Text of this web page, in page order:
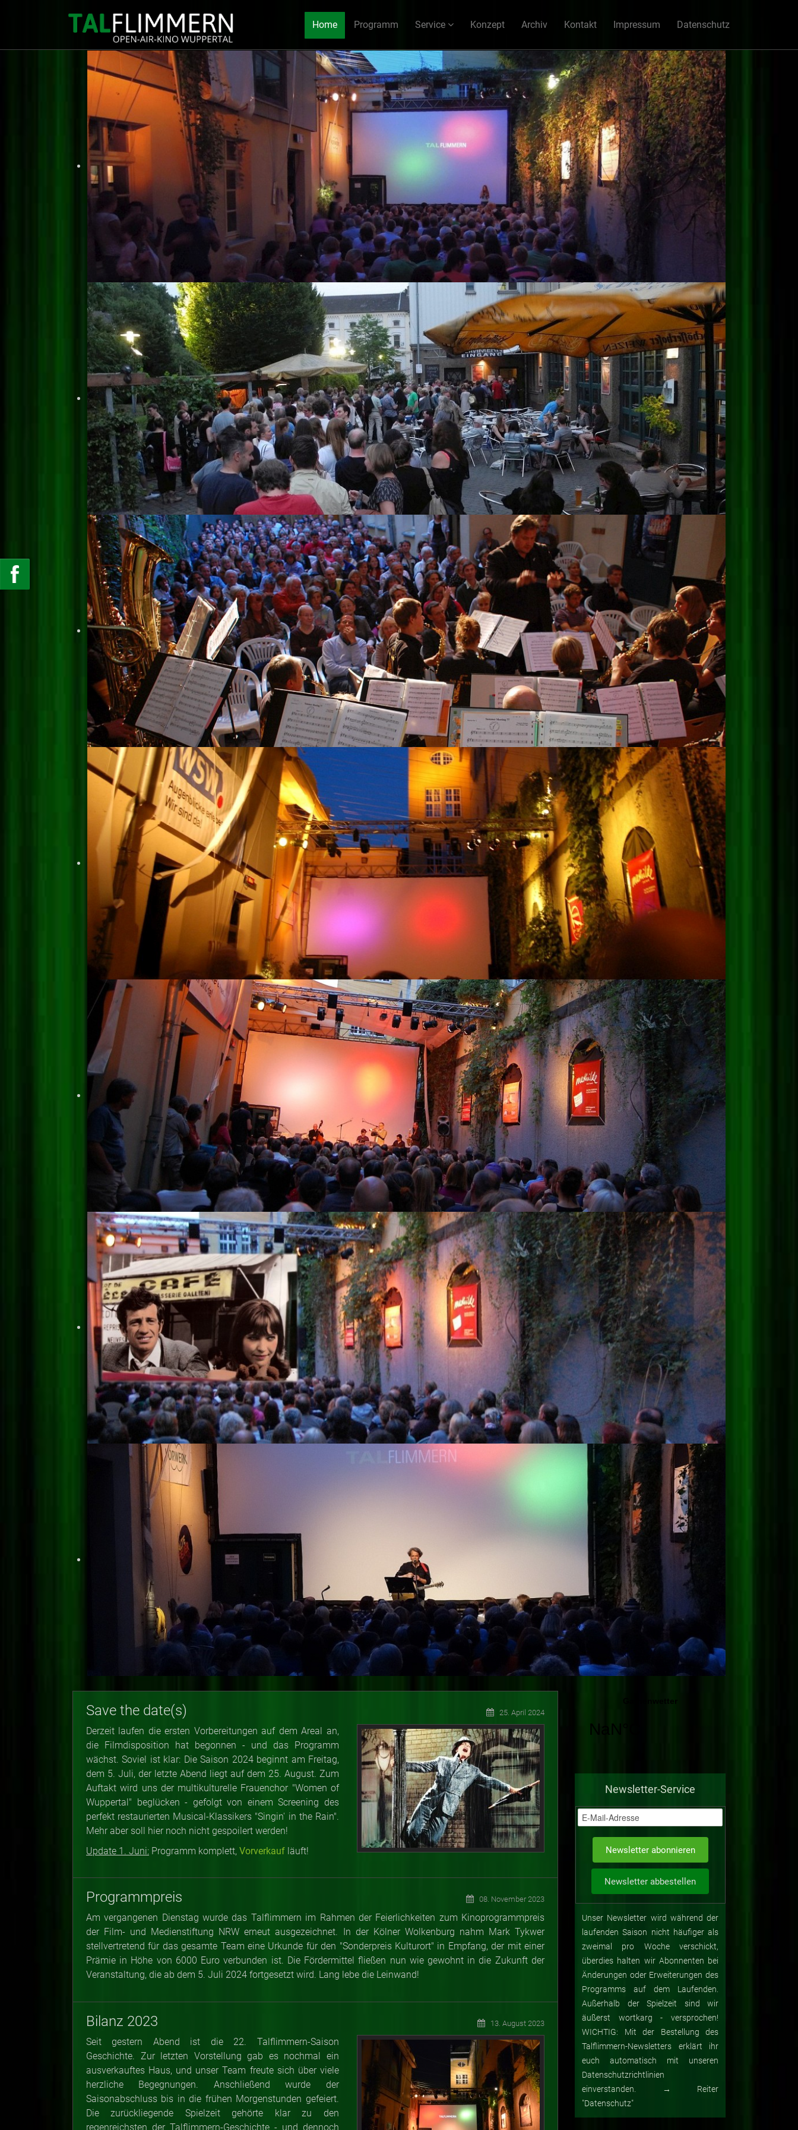
Home Programm Service Konzept Archiv Kontakt Impressum Datenschutz
Save the date(s) 25. April 2024
Derzeit laufen die ersten Vorbereitungen auf dem Areal an,
die Filmdisposition hat begonnen - und das Programm
wächst. Soviel ist klar: Die Saison 2024 beginnt am Freitag,
dem 5. Juli, der letzte Abend liegt auf dem 25. August. Zum
Auftakt wird uns der multikulturelle Frauenchor "Women of
Wuppertal" beglücken - gefolgt von einem Screening des
perfekt restaurierten Musical-Klassikers "Singin' in the Rain".
Mehr aber soll hier noch nicht gespoilert werden!
Update 1. Juni: Programm komplett, Vorverkauf läuft!
Programmpreis 08. November 2023
Am vergangenen Dienstag wurde das Talflimmern im Rahmen der Feierlichkeiten zum Kinoprogrammpreis
der Film- und Medienstiftung NRW erneut ausgezeichnet. In der Kölner Wolkenburg nahm Mark Tykwer
stellvertretend für das gesamte Team eine Urkunde für den "Sonderpreis Kulturort" in Empfang, der mit einer
Prämie in Höhe von 6000 Euro verbunden ist. Die Fördermittel fließen nun wie gewohnt in die Zukunft der
Veranstaltung, die ab dem 5. Juli 2024 fortgesetzt wird. Lang lebe die Leinwand!
Bilanz 2023 13. August 2023
Seit gestern Abend ist die 22. Talflimmern-Saison
Geschichte. Zur letzten Vorstellung gab es nochmal ein
ausverkauftes Haus, und unser Team freute sich über viele
herzliche Begegnungen. Anschließend wurde der
Saisonabschluss bis in die frühen Morgenstunden gefeiert.
Die zurückliegende Spielzeit gehörte klar zu den
regenreichsten der Talflimmern-Geschichte - und dennoch
Newsletter-Service
Unser Newsletter wird während der
laufenden Saison nicht häufiger als
zweimal pro Woche verschickt,
überdies halten wir Abonnenten bei
Änderungen oder Erweiterungen des
Programms auf dem Laufenden.
Außerhalb der Spielzeit sind wir
äußerst wortkarg - versprochen!
WICHTIG: Mit der Bestellung des
Talflimmern-Newsletters erklärt ihr
euch automatisch mit unseren
Datenschutzrichtlinien
einverstanden. → Reiter
"Datenschutz"